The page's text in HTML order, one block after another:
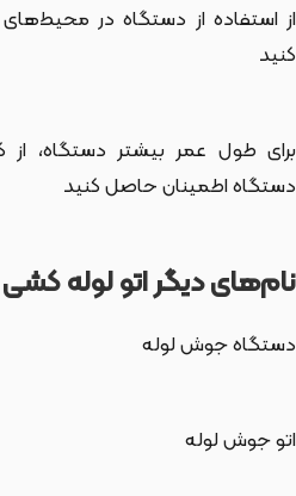
از استفاده از دستگاه در
کنید
برای طول عمر بیشتر دستگاه، از
دستگاه اطمینان حاصل کنید
نام‌های دیگر اتو لوله کشی
دستگاه جوش لوله
اتو جوش لوله